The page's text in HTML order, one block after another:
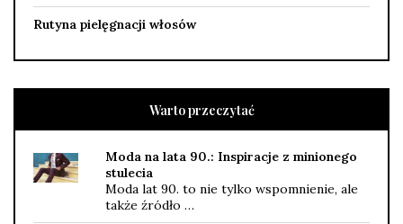
Rutyna pielęgnacji włosów
Warto przeczytać
Moda na lata 90.: Inspiracje z minionego
stulecia
Moda lat 90. to nie tylko wspomnienie, ale
także źródło …